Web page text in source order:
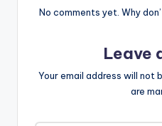
No comments yet. Why
Leave
Your email address will not
are